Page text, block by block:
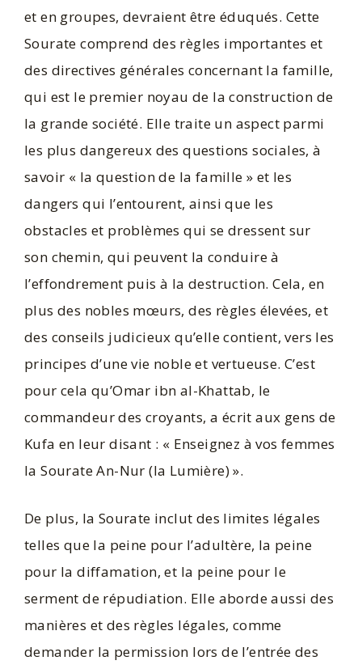
et en groupes, devraient être éduqués. Cette
Sourate comprend des règles importantes et
des directives générales concernant la famille,
qui est le premier noyau de la construction de
la grande société. Elle traite un aspect parmi
les plus dangereux des questions sociales, à
savoir « la question de la famille » et les
dangers qui l’entourent, ainsi que les
obstacles et problèmes qui se dressent sur
son chemin, qui peuvent la conduire à
l’effondrement puis à la destruction. Cela, en
plus des nobles mœurs, des règles élevées, et
des conseils judicieux qu’elle contient, vers les
principes d’une vie noble et vertueuse. C’est
pour cela qu’Omar ibn al-Khattab, le
commandeur des croyants, a écrit aux gens de
Kufa en leur disant : « Enseignez à vos femmes
la Sourate An-Nur (la Lumière) ».
De plus, la Sourate inclut des limites légales
telles que la peine pour l’adultère, la peine
pour la diffamation, et la peine pour le
serment de répudiation. Elle aborde aussi des
manières et des règles légales, comme
demander la permission lors de l’entrée des